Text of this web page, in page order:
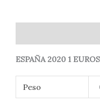
ESPAÑA 2020 1
Peso